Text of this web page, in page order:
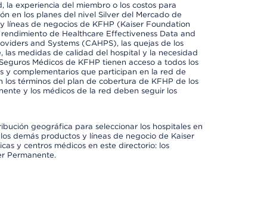
la experiencia del miembro o los costos para
en los planes del nivel Silver del Mercado de
líneas de negocios de KFHP (Kaiser Foundation
de Healthcare Effectiveness Data and
and Systems (CAHPS), las quejas de los
medidas de calidad del hospital y la necesidad
Médicos de KFHP tienen acceso a todos los
y complementarios que participan en la red de
términos del plan de cobertura de KFHP de los
y los médicos de la red deben seguir los
geográfica para seleccionar los hospitales en
demás productos y líneas de negocio de Kaiser
y centros médicos en este directorio: los
Permanente.